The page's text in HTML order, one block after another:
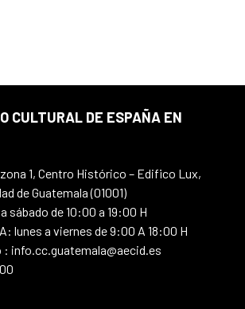
CULTURAL DE ESPAÑA EN
1, Centro Histórico – Edifico Lux,
de Guatemala (01001)
sábado de 10:00 a 19:00 H
lunes a viernes de 9:00 A 18:00 H
info.cc.guatemala@aecid.es